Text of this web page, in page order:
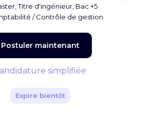
Titre d'ingénieur, Bac +5
/ Contrôle de gestion
Postuler maintenant
simplifiée
Expire bientôt